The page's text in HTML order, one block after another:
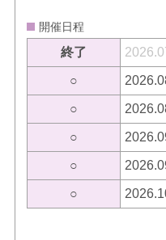
開催日程
終了
○
○
○
○
○